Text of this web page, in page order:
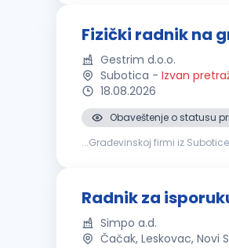
Fizički radnik na
Gestrim d.o.o.
Subotica - Izvan
18.08.2026
Obaveštenje o statusu
...Građevinskoj firmi iz
Radnik za
Simpo a.d.
Čačak, Leskovac, Novi